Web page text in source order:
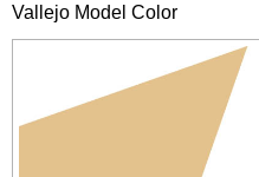
Vallejo Model Color